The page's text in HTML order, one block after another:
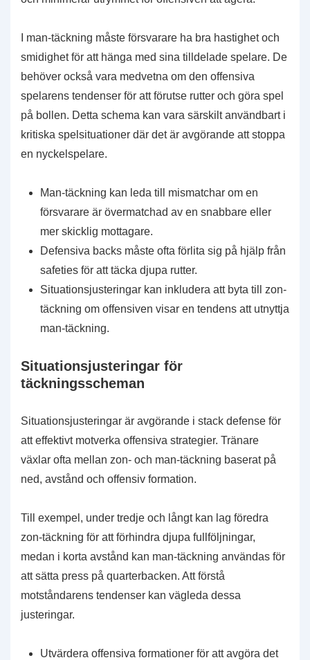
I man-täckning måste försvarare ha bra hastighet och
smidighet för att hänga med sina tilldelade spelare. De
behöver också vara medvetna om den offensiva
spelarens tendenser för att förutse rutter och göra spel
på bollen. Detta schema kan vara särskilt användbart i
kritiska spelsituationer där det är avgörande att stoppa
en nyckelspelare.
Man-täckning kan leda till mismatchar om en
försvarare är övermatchad av en snabbare eller
mer skicklig mottagare.
Defensiva backs måste ofta förlita sig på hjälp från
safeties för att täcka djupa rutter.
Situationsjusteringar kan inkludera att byta till zon-
täckning om offensiven visar en tendens att utnyttja
man-täckning.
Situationsjusteringar för
täckningsscheman
Situationsjusteringar är avgörande i stack defense för
att effektivt motverka offensiva strategier. Tränare
växlar ofta mellan zon- och man-täckning baserat på
ned, avstånd och offensiv formation.
Till exempel, under tredje och långt kan lag föredra
zon-täckning för att förhindra djupa fullföljningar,
medan i korta avstånd kan man-täckning användas för
att sätta press på quarterbacken. Att förstå
motståndarens tendenser kan vägleda dessa
justeringar.
Utvärdera offensiva formationer för att avgöra det